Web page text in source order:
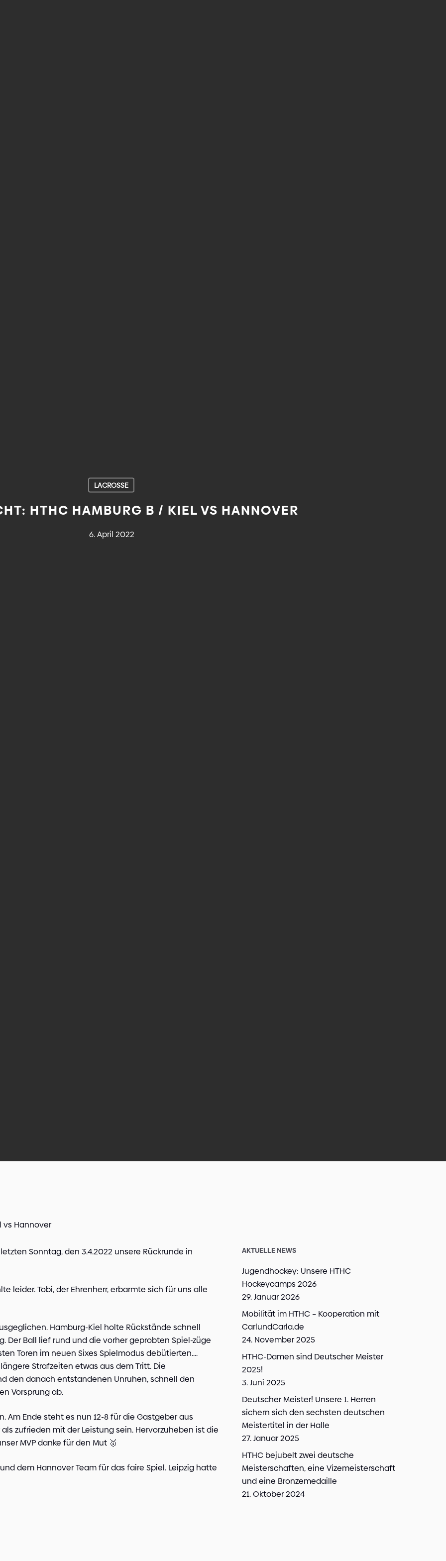
LACROSSE
HTHC HAMBURG B / KIEL VS HANNOVER
6. April 2022
vs Hannover
Sonntag, den 3.4.2022 unsere Rückrunde in
leider. Tobi, der Ehrenherr, erbarmte sich für uns alle
Hamburg-Kiel holte Rückstände schnell
Der Ball lief rund und die vorher geprobten Spiel-züge
Toren im neuen Sixes Spielmodus debütierten….
Strafzeiten etwas aus dem Tritt. Die
den danach entstandenen Unruhen, schnell den
Vorsprung ab.
Am Ende steht es nun 12-8 für die Gastgeber aus
zufrieden mit der Leistung sein. Hervorzuheben ist die
MVP danke für den Mut 🥇
dem Hannover Team für das faire Spiel. Leipzig hatte
AKTUELLE NEWS
Jugendhockey: Unsere HTHC
Hockeycamps 2026
29. Januar 2026
Mobilität im HTHC – Kooperation mit
CarlundCarla.de
24. November 2025
HTHC-Damen sind Deutscher Meister
2025!
3. Juni 2025
Deutscher Meister! Unsere 1. Herren
sichern sich den sechsten deutschen
Meistertitel in der Halle
27. Januar 2025
HTHC bejubelt zwei deutsche
Meisterschaften, eine Vizemeisterschaft
und eine Bronzemedaille
21. Oktober 2024